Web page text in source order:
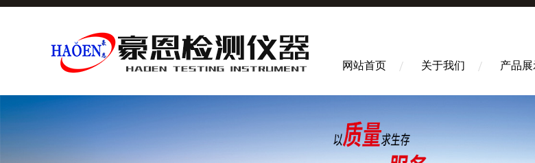
网站首页 关于我们 产品展